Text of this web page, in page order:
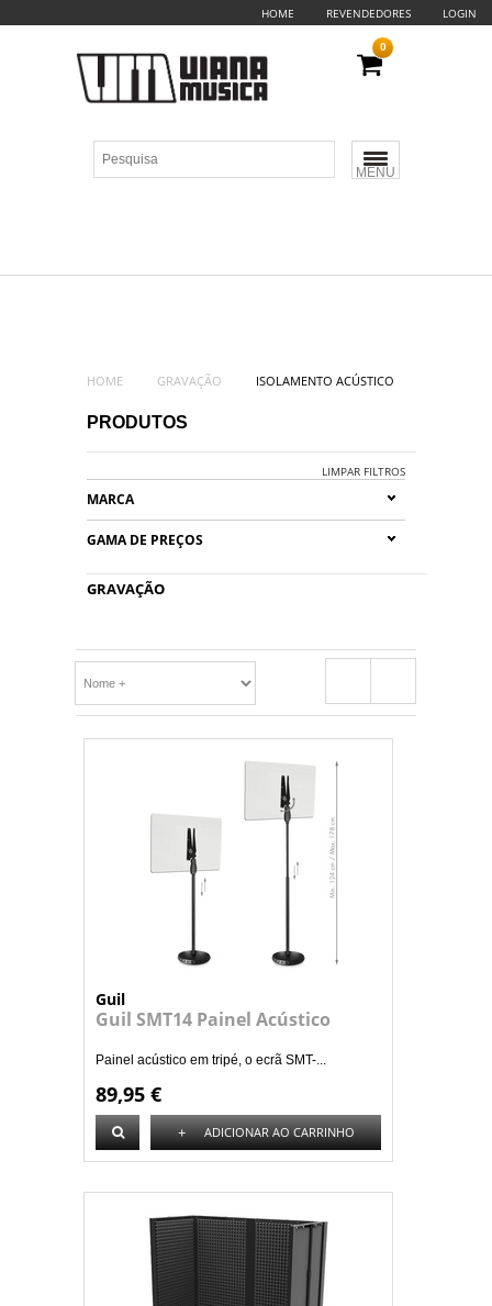
HOME REVENDEDORES LOGIN
MENU
0
HOME GRAVAÇÃO ISOLAMENTO ACÚSTICO
PRODUTOS
LIMPAR FILTROS
MARCA
GAMA DE PREÇOS
GRAVAÇÃO
Guil
Guil SMT14 Painel Acústico
Painel acústico em tripé, o ecrã SMT-...
89,95 €
+ ADICIONAR AO CARRINHO